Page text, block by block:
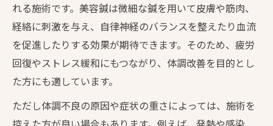
体調改善と美容鍼の効果的なプロセスとは
美容鍼の好転反応が起こる理由を徹底解説
疲労回復を目指すなら美容鍼が選ばれる理由
美容鍼が疲労回復に効果的な理由を解説
疲労回復を促す美容鍼の具体的な作用
れる施術です。美容鍼は微細な鍼を用いて皮膚や筋肉、
経絡に刺激を与え、自律神経のバランスを整えたり血流
を促進したりする効果が期待できます。そのため、疲労
回復やストレス緩和にもつながり、体調改善を目的とし
た方にも適しています。
ただし体調不良の原因や症状の重さによっては、施術を